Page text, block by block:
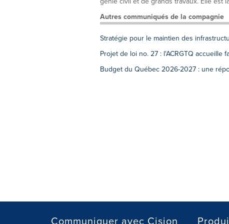
Autres communiqués de la compagnie
Stratégie pour le maintien des
Projet de loi no. 27 : l'ACRGTQ
Budget du Québec 2026-2027 : une
Communiquer avec Cision